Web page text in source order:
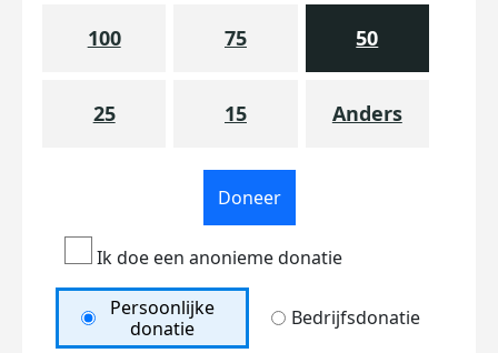
100 75 50
25 15 Anders
Doneer
Ik doe een anonieme donatie
Persoonlijke
donatie
Bedrijfsdonatie